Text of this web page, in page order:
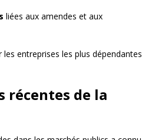
liées aux amendes et aux
les entreprises les plus dépendantes
récentes de la